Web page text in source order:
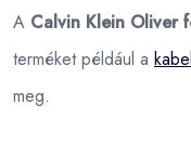
A Calvin Klein Oliver
terméket például a
meg.